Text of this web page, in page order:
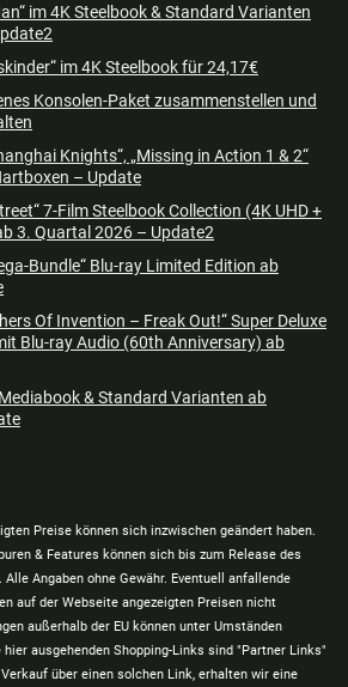
im 4K Steelbook & Standard Varianten
im 4K Steelbook für 24,17€
Konsolen-Paket zusammenstellen und
Knights“, „Missing in Action 1 & 2“
– Update
7-Film Steelbook Collection (4K UHD +
3. Quartal 2026 – Update2
Bundle“ Blu-ray Limited Edition ab
Of Invention – Freak Out!“ Super Deluxe
Blu-ray Audio (60th Anniversary) ab
& Standard Varianten ab
Preise können sich inzwischen geändert haben.
& Features können sich bis zum Release des
Angaben ohne Gewähr. Eventuell anfallende
auf der Webseite angezeigten Preisen nicht
außerhalb der EU können unter Umständen
ausgehenden Shopping-Links sind "Partner Links"
über einen solchen Link, erhalten wir eine